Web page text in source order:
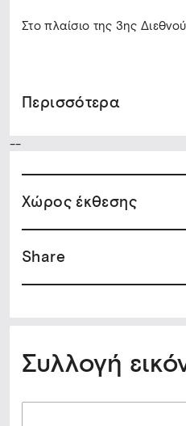
Στο πλαίσιο της 3ης
Περισσότερα
--
Xώρος έκθεσης
Share
Συλλογή